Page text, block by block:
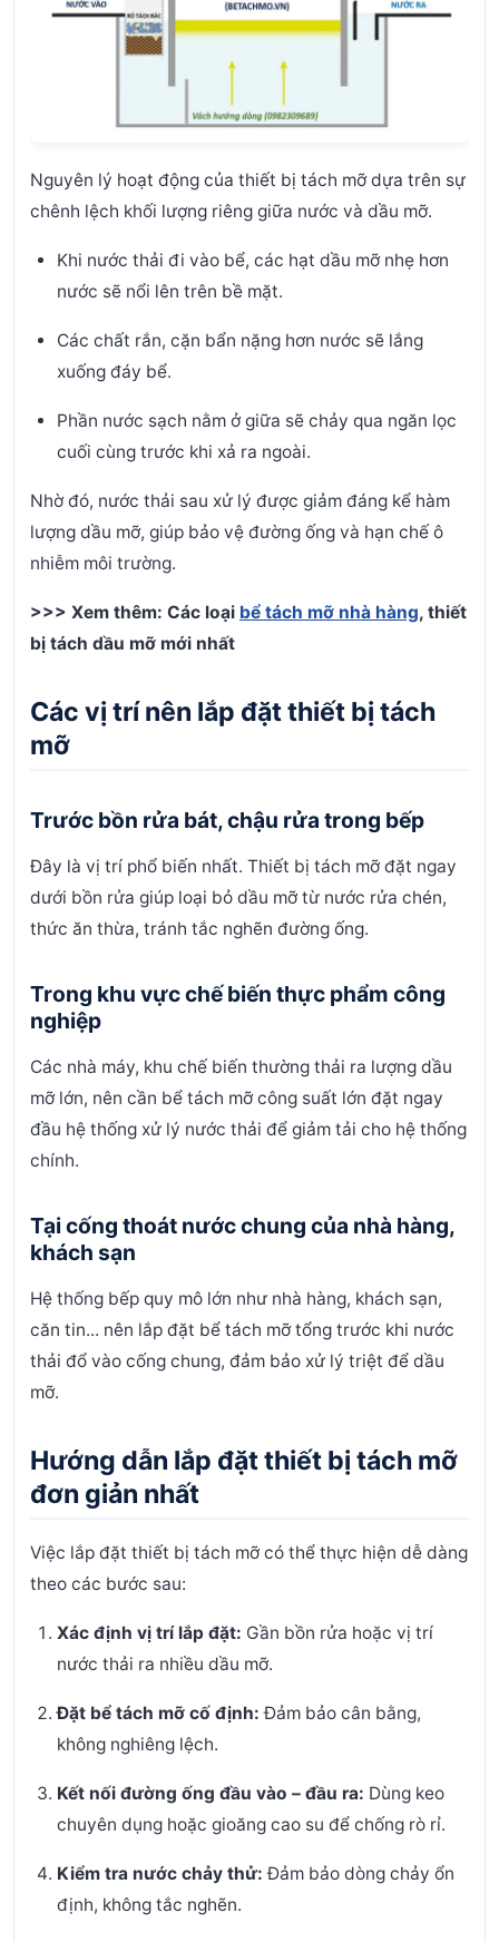
Nguyên lý hoạt động của thiết bị tách mỡ dựa trên sự
chênh lệch khối lượng riêng giữa nước và dầu mỡ.
Khi nước thải đi vào bể, các hạt dầu mỡ nhẹ hơn
nước sẽ nổi lên trên bề mặt.
Các chất rắn, cặn bẩn nặng hơn nước sẽ lắng
xuống đáy bể.
Phần nước sạch nằm ở giữa sẽ chảy qua ngăn lọc
cuối cùng trước khi xả ra ngoài.
Nhờ đó, nước thải sau xử lý được giảm đáng kể hàm
lượng dầu mỡ, giúp bảo vệ đường ống và hạn chế ô
nhiễm môi trường.
>>> Xem thêm: Các loại bể tách mỡ nhà hàng, thiết
bị tách dầu mỡ mới nhất
Các vị trí nên lắp đặt thiết bị tách
mỡ
Trước bồn rửa bát, chậu rửa trong bếp
Đây là vị trí phổ biến nhất. Thiết bị tách mỡ đặt ngay
dưới bồn rửa giúp loại bỏ dầu mỡ từ nước rửa chén,
thức ăn thừa, tránh tắc nghẽn đường ống.
Trong khu vực chế biến thực phẩm công
nghiệp
Các nhà máy, khu chế biến thường thải ra lượng dầu
mỡ lớn, nên cần bể tách mỡ công suất lớn đặt ngay
đầu hệ thống xử lý nước thải để giảm tải cho hệ thống
chính.
Tại cống thoát nước chung của nhà hàng,
khách sạn
Hệ thống bếp quy mô lớn như nhà hàng, khách sạn,
căn tin... nên lắp đặt bể tách mỡ tổng trước khi nước
thải đổ vào cống chung, đảm bảo xử lý triệt để dầu
mỡ.
Hướng dẫn lắp đặt thiết bị tách mỡ
đơn giản nhất
Việc lắp đặt thiết bị tách mỡ có thể thực hiện dễ dàng
theo các bước sau:
Xác định vị trí lắp đặt: Gần bồn rửa hoặc vị trí
nước thải ra nhiều dầu mỡ.
Đặt bể tách mỡ cố định: Đảm bảo cân bằng,
không nghiêng lệch.
Kết nối đường ống đầu vào – đầu ra: Dùng keo
chuyên dụng hoặc gioăng cao su để chống rò rỉ.
Kiểm tra nước chảy thử: Đảm bảo dòng chảy ổn
định, không tắc nghẽn.